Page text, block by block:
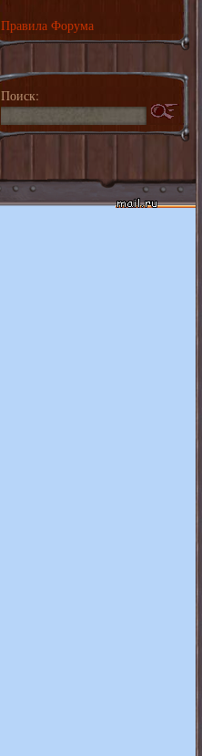
Правила Форума
Поиск: